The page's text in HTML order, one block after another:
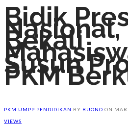
Bidik
Nasional,
Bekali
Susun
PKM
PKM UMPP PENDIDIKAN BY BUONO ON
VIEWS